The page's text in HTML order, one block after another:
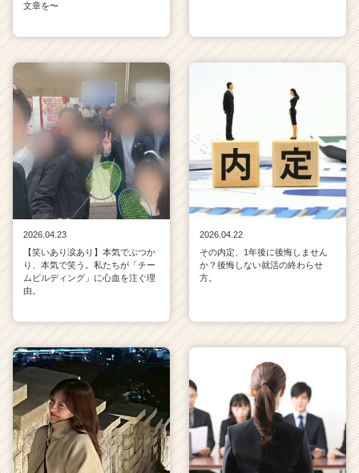
文章を〜
2026.04.23
【笑いあり涙あり】本気でぶつか
り、本気で笑う。私たちが「チー
ムビルディング」に心血を注ぐ理
由。
2026.04.22
その内定、1年後に後悔しません
か？後悔しない就活の終わらせ
方。